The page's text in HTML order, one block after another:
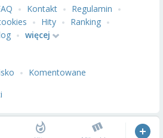
Kontakt
Regulamin
Hity
Ranking
więcej
Komentowane